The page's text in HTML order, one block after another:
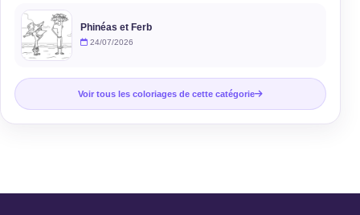
Phinéas et Ferb
24/07/2026
Voir tous les coloriages de cette catégorie